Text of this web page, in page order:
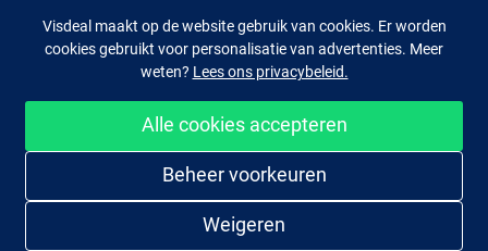
Facebook Instagram
Makkelijk en veilig shoppen
Visdeal maakt op de website gebruik van cookies. Er worden
cookies gebruikt voor personalisatie van advertenties. Meer
weten? Lees ons privacybeleid.
Alle cookies accepteren
Beheer voorkeuren
Weigeren